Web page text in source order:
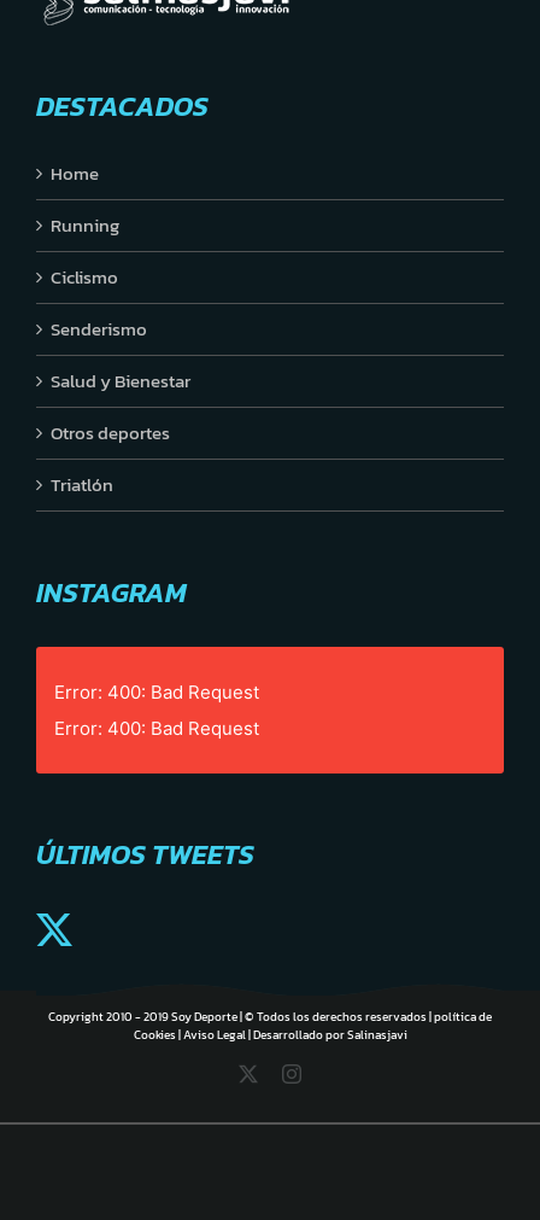
DESTACADOS
Home
Running
Ciclismo
Senderismo
Salud y Bienestar
Otros deportes
Triatlón
INSTAGRAM
Error: 400: Bad Request
Error: 400: Bad Request
ÚLTIMOS TWEETS
Copyright 2010 - 2019 Soy Deporte | © Todos los derechos reservados |política de
Cookies|Aviso Legal| Desarrollado porSalinasjavi
Instagram